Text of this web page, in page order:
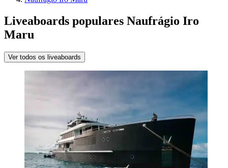
Liveaboards populares Naufrágio Iro
Maru
Ver todos os liveaboards